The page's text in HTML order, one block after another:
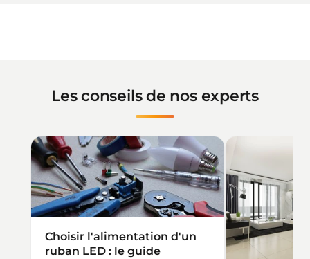
★★★★★
★★★★★ (24
Les conseils de nos experts
Choisir l'alimentation d'un
ruban LED : le guide